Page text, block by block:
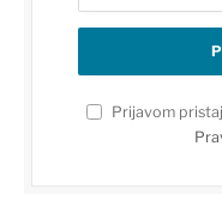
Prijavom